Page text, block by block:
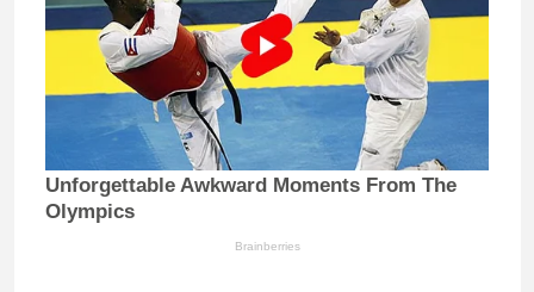
Unforgettable Awkward Moments From The
Olympics
Brainberries